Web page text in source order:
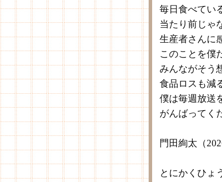
毎日食べてい
当たり前じゃ
生産者さんに
このことを僕
みんながそう
食品ロスも減
僕は毎週放送
がんばってく
門田絢太（
とにかくひょ